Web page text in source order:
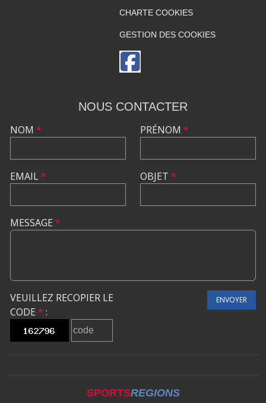
CHARTE COOKIES
GESTION DES COOKIES
NOUS CONTACTER
NOM *
EMAIL*
PRÉNOM *
OBJET *
MESSAGE *
VEUILLEZ RECOPIER LE
CODE * :
ENVOYER
SPORTSREGIONS